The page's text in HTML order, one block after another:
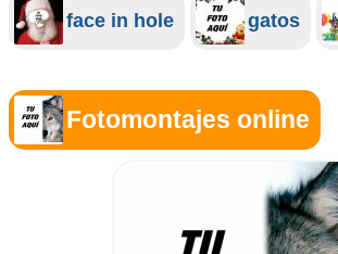
face in hole gatos
Fotomontajes online